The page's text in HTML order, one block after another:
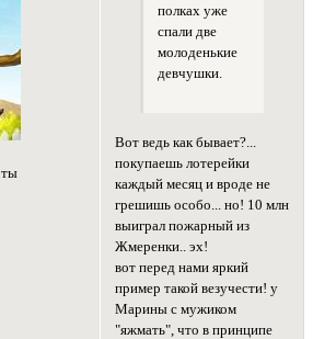
ты
полках уже
спали две
молоденькие
девчушки.
Вот ведь как бывает?...
покупаешь лотерейки
каждый месяц и вроде не
грешишь особо... но! 10 млн
выиграл пожарный из
Жмеренки.. эх!
вот перед нами яркий
пример такой везучести! у
Марины с мужиком
"яжмать", что в принципе